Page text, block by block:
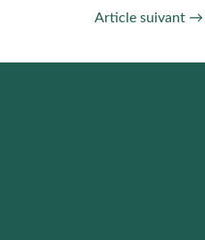
Article suivant →